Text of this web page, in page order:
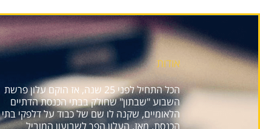
אודות
הכל התחיל לפני 25 שנה, אז הוקם עלון פרשת
השבוע "שבתון" שחולק בבתי הכנסת הדתיים
הלאומיים, שקנה לו שם של כבוד על דלפקי בתי
הכנסת. מאז, העלון הפך לשבועון המוביל